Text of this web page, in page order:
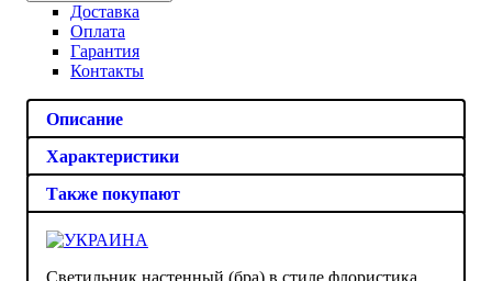
Доставка
Оплата
Гарантия
Контакты
Описание
Характеристики
Также покупают
Светильник настенный (бра) в стиле флористика